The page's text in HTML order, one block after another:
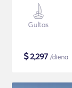
Gultas
$2,297 /diena